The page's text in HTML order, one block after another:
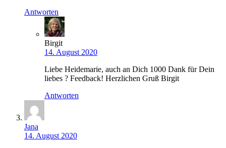
Antworten
Birgit
14. August 2020
Liebe Heidemarie, auch an Dich 1000 Dank für Dein
liebes ? Feedback! Herzlichen Gruß Birgit
Antworten
Jana
14. August 2020